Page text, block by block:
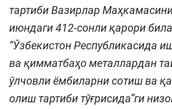
тартиби Вазирлар
июндаги 412-сонли қарори
“Ўзбекистон Республикасида
ва қимматбаҳо металлардан
ўлчовли ёмбиларни сотиш ва
олиш тартиби тўғрисида”ги